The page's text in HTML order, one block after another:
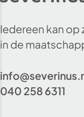
Iedereen kan op
in de
040 258 6311